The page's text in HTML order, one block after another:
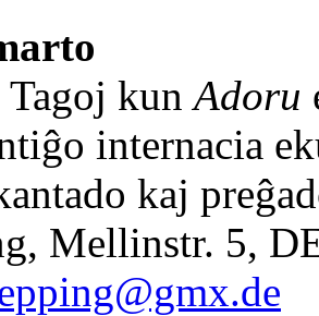
kunAdoru
internacia
kaj
Mellinstr. 5,